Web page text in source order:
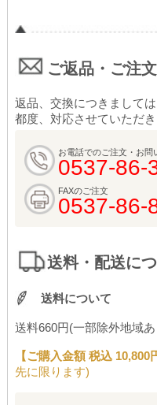
ご返品・ご注
返品、交換につきまして
都度、対応させていただき
お電話でのご注文・お問
0537-86-
FAXのご注文
0537-86-
送料・配送に
送料について
送料660円(一部除外地域
【ご購入金額 税込 10,800
先に限ります)